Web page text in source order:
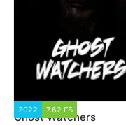
2022 7.62 ГБ
Ghost Watchers